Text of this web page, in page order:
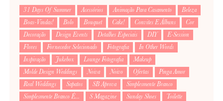
31 Days Of Summer Acessórios Animação Para Casamento
Beleza
Boas-Vindas!
Bolo Bouquet Cake! Convites E Álbuns
Cor
Decoração
Design Events Detalhes Especiais DIY
E-Session
Flores
Fornecedor Selecionado Fotografia
In Other Words
Inspiração
Jukebox Lounge Fotografia
Makeup
Molde Design Weddings
Noiva Noivo Ofertas
Pinga Amor
Real Weddings
Sapatos SB Aprova
Simplesmente Branco
Simplesmente Branco É...
S Magazine Sunday Shoes
Toilette